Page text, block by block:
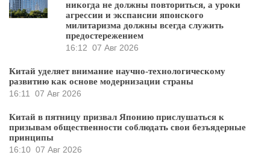
никогда не должны повториться, а уроки
агрессии и экспансии японского
милитаризма должны всегда служить
предостережением
16:12 07 Авг 2026
Китай уделяет внимание научно-технологическому
развитию как основе модернизации страны
16:11
07 Авг 2026
Китай в пятницу призвал Японию прислушаться к
призывам общественности соблюдать свои безъядерные
принципы
16:10 07 Авг 2026